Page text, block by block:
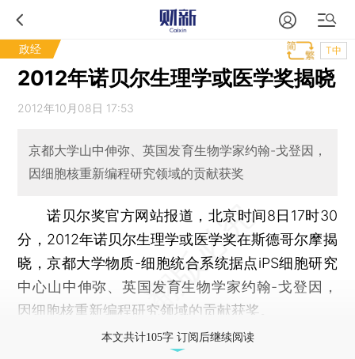
政经 T中
2012年诺贝尔生理学或医学奖揭晓
2012年10月08日 17:53
京都大学山中伸弥、英国发育生物学家约翰-戈登因，
因细胞核重新编程研究领域的贡献获奖
诺贝尔奖官方网站报道，北京时间8日17时30
分，2012年诺贝尔生理学或医学奖在斯德哥尔摩揭
晓，京都大学物质-细胞统合系统据点iPS细胞研究
中心山中伸弥、英国发育生物学家约翰-戈登因，
因细胞核重新编程研究领域的贡献获奖。
本文共计105字 订阅后继续阅读